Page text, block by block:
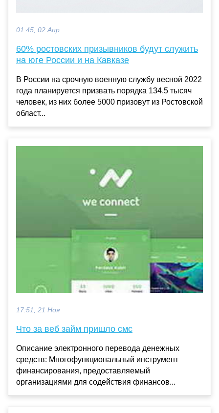
01:45, 02 Апр
60% ростовских призывников будут служить
на юге России и на Кавказе
В России на срочную военную службу весной 2022
года планируется призвать порядка 134,5 тысяч
человек, из них более 5000 призовут из Ростовской
област...
17:51, 21 Ноя
Что за веб займ пришло смс
Описание электронного перевода денежных
средств: Многофункциональный инструмент
финансирования, предоставляемый
организациями для содействия финансов...